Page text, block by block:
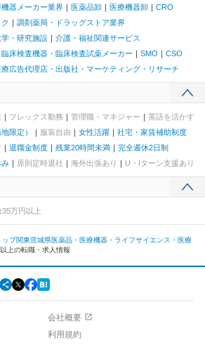
機器メーカー業界 医薬品卸 医療機器卸
CRO
調剤薬局・ドラッグストア業界
学・研究施設
介護・福祉関連サービス
床検査機器・臨床検査試薬メーカー SMO
CSO
療広告代理店・出版社・マーケティング・リサーチ
フレックス勤務 管理職・マネジャー
英語を活かす
限定） 服装自由 女性活躍
社宅・家賃補助制度
退職金制度 残業20時間未満
完全週休2日制
み 原則定時退社 海外出張あり U・Iターン支援あり
35万円以上
ップ関東茨城県医薬品・医療機器・ライフサイエンス・医療
上の転職・求人情報
会社概要
利用規約